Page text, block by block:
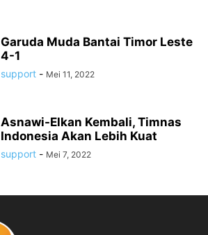
Garuda Muda Bantai Timor Leste
4-1
support - Mei 11, 2022
Asnawi-Elkan Kembali, Timnas
Indonesia Akan Lebih Kuat
support - Mei 7, 2022